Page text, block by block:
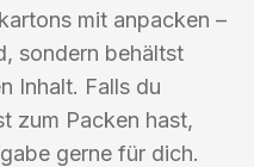
mit anpacken –
sondern behältst
Inhalt. Falls du
zum Packen hast,
gerne für dich.